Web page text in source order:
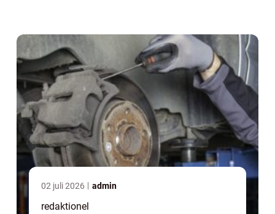
02 juli 2026 admin
redaktionel